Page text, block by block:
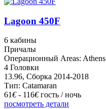
Lagoon 450F
6 кабины
Причалы
Операционный Areas: Athens
4 Головки
13.96, Сборка 2014-2018
Тип: Catamaran
61€- 116€ гость / ночь
посмотреть детали